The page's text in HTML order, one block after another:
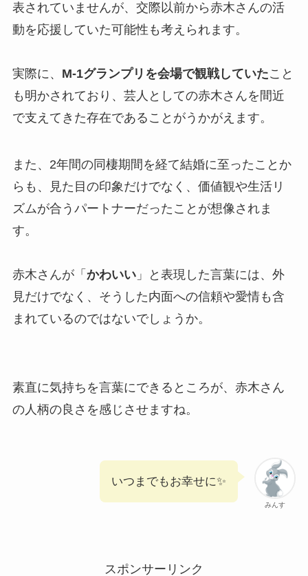
表されていませんが、交際以前から赤木さんの活
動を応援していた可能性も考えられます。
実際に、 M-1グランプリを会場で観戦していたこと
も明かされており、芸人としての赤木さんを間近
で支えてきた存在であることがうかがえます。
また、2年間の同棲期間を経て結婚に至ったことか
らも、見た目の印象だけでなく、価値観や生活リ
ズムが合うパートナーだったことが想像されま
す。
赤木さんが「 かわいい」と表現した言葉には、外
見だけでなく、そうした内面への信頼や愛情も含
まれているのではないでしょうか。
素直に気持ちを言葉にできるところが、赤木さん
の人柄の良さを感じさせますね。
みんす
いつまでもお幸せに✨️
スポンサーリンク